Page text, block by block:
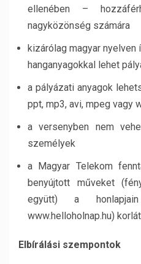
ellenében –
nagyközönség számára
kizárólag magyar nyelven
hanganyagokkal lehet
a pályázati anyagok
ppt, mp3, avi, mpeg vagy
a versenyben nem
személyek
a Magyar Telekom
benyújtott műveket
együtt) a
www.helloholnap.hu)
Elbírálási szempontok